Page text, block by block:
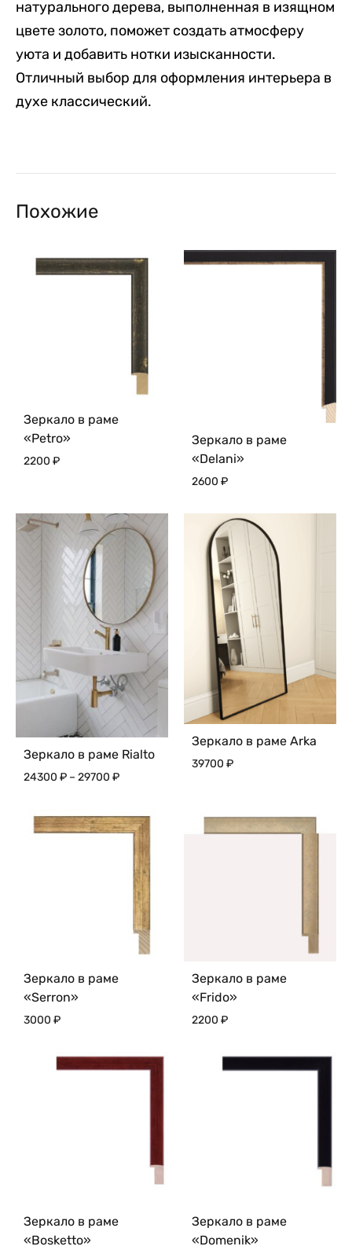
натурального дерева, выполненная в изящном
цвете золото, поможет создать атмосферу
уюта и добавить нотки изысканности.
Отличный выбор для оформления интерьера в
духе классический.
Похожие
Зеркало в раме
«Petro»
2200 ₽
Зеркало в раме
«Delani»
2600 ₽
Зеркало в раме Rialto
24300 ₽ – 29700 ₽Диапазон
–
29700 ₽
Зеркало в раме Arka
39700 ₽
Зеркало в раме
«Serron»
3000 ₽
Зеркало в раме
«Frido»
2200 ₽
Зеркало в раме
«Bosketto»
Зеркало в раме
«Domenik»